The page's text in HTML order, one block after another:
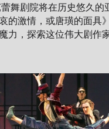
舞剧院将在历史悠久的
的激情，或唐璜的面具
力，探索这位伟大剧作